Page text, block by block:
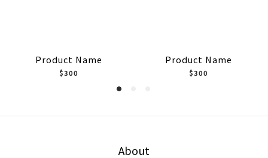
Product Name
$300
Product Name
$300
About